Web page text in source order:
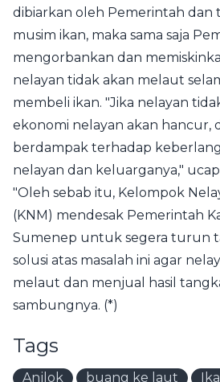
dibiarkan oleh Pemerintah dan
musim ikan, maka sama saja
mengorbankan dan
nelayan tidak akan melaut
membeli ikan. "Jika nelayan
ekonomi nelayan akan hancur,
berdampak terhadap
nelayan dan keluarganya,"
"Oleh sebab itu, Kelompok
(KNM) mendesak Pemerintah
Sumenep untuk segera turun
solusi atas masalah ini agar
melaut dan menjual hasil
sambungnya. (*)
Tags
Anjlok buang ke laut